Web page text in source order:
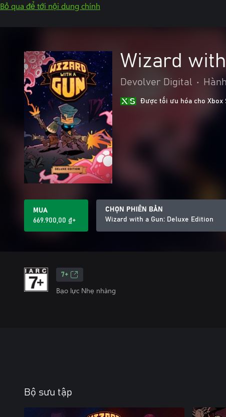
Bỏ qua để tới nội dung chính
Wizard
Devolver Digital •
Được tối ưu hóa cho Xbox
MUA
669.900,00 ₫+
CHỌN PHIÊN BẢN
Wizard with a Gun: Deluxe Edition
7+
Bạo lực Nhẹ nhàng
Bộ sưu tập